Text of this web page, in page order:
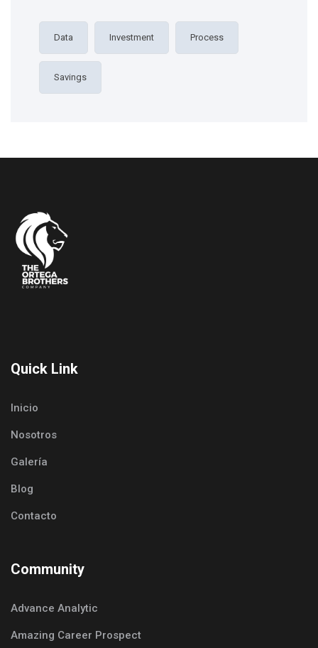
Data Investment Process
Savings
Quick Link
Inicio
Nosotros
Galería
Blog
Contacto
Community
Advance Analytic
Amazing Career Prospect